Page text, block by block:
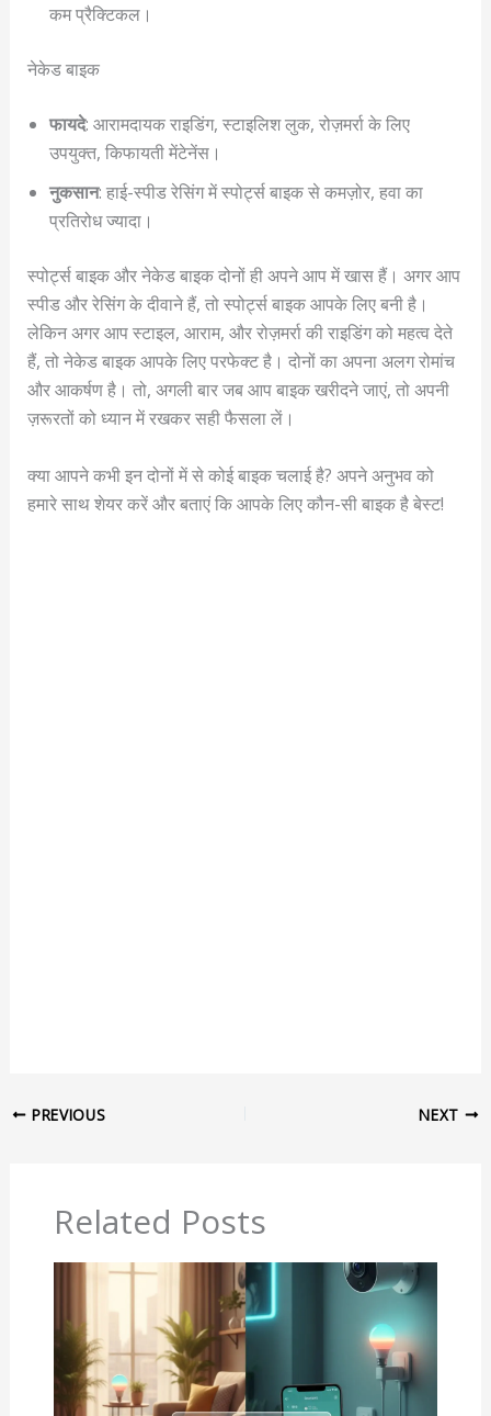
कम प्रैक्टिकल।
नेकेड बाइक
फायदे: आरामदायक राइडिंग, स्टाइलिश लुक, रोज़मर्रा के लिए
उपयुक्त, किफायती मेंटेनेंस।
नुकसान: हाई-स्पीड रेसिंग में स्पोर्ट्स बाइक से कमज़ोर, हवा का
प्रतिरोध ज्यादा।
स्पोर्ट्स बाइक और नेकेड बाइक दोनों ही अपने आप में खास हैं। अगर आप
स्पीड और रेसिंग के दीवाने हैं, तो स्पोर्ट्स बाइक आपके लिए बनी है।
लेकिन अगर आप स्टाइल, आराम, और रोज़मर्रा की राइडिंग को महत्व देते
हैं, तो नेकेड बाइक आपके लिए परफेक्ट है। दोनों का अपना अलग रोमांच
और आकर्षण है। तो, अगली बार जब आप बाइक खरीदने जाएं, तो अपनी
ज़रूरतों को ध्यान में रखकर सही फैसला लें।
क्या आपने कभी इन दोनों में से कोई बाइक चलाई है? अपने अनुभव को
हमारे साथ शेयर करें और बताएं कि आपके लिए कौन-सी बाइक है बेस्ट!
PREVIOUS NEXT
Related Posts